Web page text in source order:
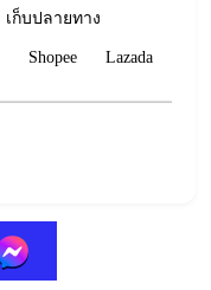
เก็บปลายทาง
Shopee Lazada